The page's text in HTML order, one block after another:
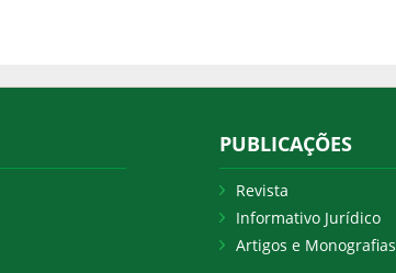
PUBLICAÇÕES
Revista
Informativo Jurídico
Artigos e Monografias